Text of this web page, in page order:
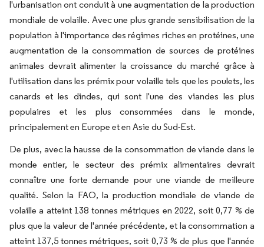
l'urbanisation ont conduit à une augmentation de la production
mondiale de volaille. Avec une plus grande sensibilisation de la
population à l'importance des régimes riches en protéines, une
augmentation de la consommation de sources de protéines
animales devrait alimenter la croissance du marché grâce à
l'utilisation dans les prémix pour volaille tels que les poulets, les
canards et les dindes, qui sont l'une des viandes les plus
populaires et les plus consommées dans le monde,
principalement en Europe et en Asie du Sud-Est.
De plus, avec la hausse de la consommation de viande dans le
monde entier, le secteur des prémix alimentaires devrait
connaître une forte demande pour une viande de meilleure
qualité. Selon la FAO, la production mondiale de viande de
volaille a atteint 138 tonnes métriques en 2022, soit 0,77 % de
plus que la valeur de l'année précédente, et la consommation a
atteint 137,5 tonnes métriques, soit 0,73 % de plus que l'année